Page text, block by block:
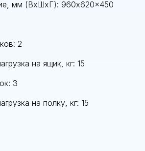
мм (ВхШхГ): 960x620x450
2
на ящик, кг: 15
3
на полку, кг: 15